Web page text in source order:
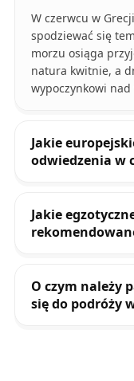
W czerwcu w
spodziewać się
morzu osiąga
natura kwitnie, a
wypoczynkowi
Jakie
odwiedzenia w
Jakie
O czym należy
się do podróży